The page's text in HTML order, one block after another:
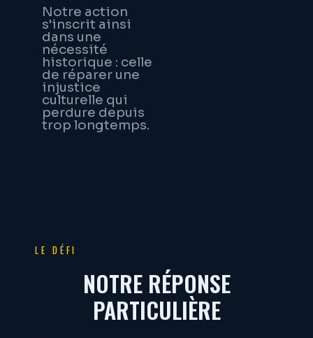
Notre action
s'inscrit ainsi
dans une
nécessité
historique : celle
de réparer une
injustice
culturelle qui
perdure depuis
trop longtemps.
LE DÉFI
NOTRE RÉPONSE
PARTICULIÈRE